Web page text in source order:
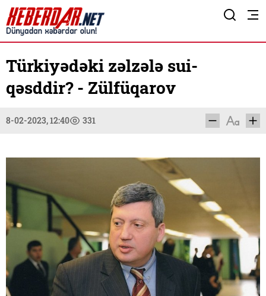
Türkiyədəki zəlzələ sui-
qəsddir? - Zülfüqarov
8-02-2023, 12:40 331